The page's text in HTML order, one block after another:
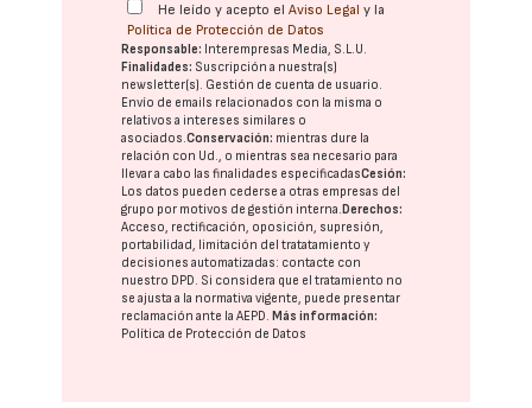
He leído y acepto elAviso Legal y la
Política de Protección de Datos
Responsable: Interempresas Media, S.L.U.
Finalidades: Suscripción a nuestra(s)
newsletter(s). Gestión de cuenta de usuario.
Envío de emails relacionados con la misma o
relativos a intereses similares o
asociados.Conservación: mientras dure la
relación con Ud., o mientras sea necesario para
llevar a cabo las finalidades especificadasCesión:
Los datos pueden cederse a otras empresas del
grupo por motivos de gestión interna. Derechos:
Acceso, rectificación, oposición, supresión,
portabilidad, limitación del tratatamiento y
decisiones automatizadas: contacte con
nuestro DPD. Si considera que el tratamiento no
se ajusta a la normativa vigente, puede presentar
reclamación ante laAEPD. Más información:
Política de Protección de Datos